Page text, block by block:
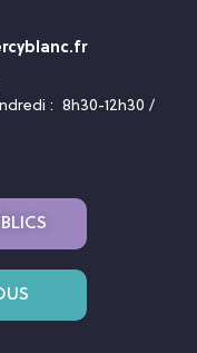
: 8h30-12h30 /